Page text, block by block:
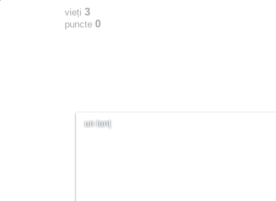
vieți 3
puncte 0
un lanț